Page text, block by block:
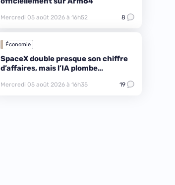
Mercredi 05 août 2026 à 16h52 8
Économie
SpaceX double presque son chiffre
d’affaires, mais l’IA plombe
Mercredi 05 août 2026 à 16h35 19